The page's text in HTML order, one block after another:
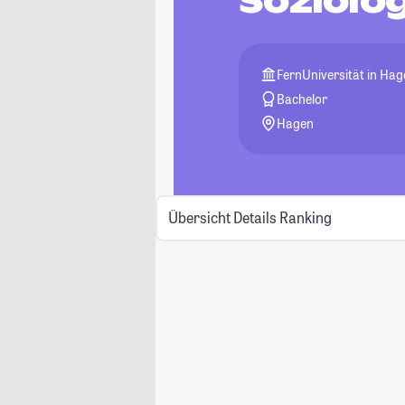
FernUniversität in
Bachelor
Hagen
Übersicht Details Ranking